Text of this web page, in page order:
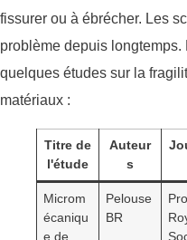
fissurer ou à ébrécher. Les
problème depuis
quelques études sur la
matériaux :
Titre de
l'étude
Auteur
s
Microm
écaniqu
e de
Pelouse
BR